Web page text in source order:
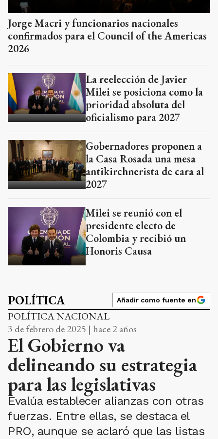
Jorge Macri y funcionarios nacionales
confirmados para el Council of the Americas
2026
La reelección de Javier
Milei se posiciona como la
prioridad absoluta del
oficialismo para 2027
Gobernadores proponen a
la Casa Rosada una mesa
antikirchnerista de cara al
2027
Milei se reunió con el
presidente electo de
Colombia y recibió un
Honoris Causa
POLÍTICA Añadir como fuente en
POLÍTICA NACIONAL
3 de febrero de 2025 | hace 2 años
El Gobierno va
delineando su estrategia
para las legislativas
Evalúa establecer alianzas con otras
fuerzas. Entre ellas, se destaca el
PRO, aunque se aclaró que las listas